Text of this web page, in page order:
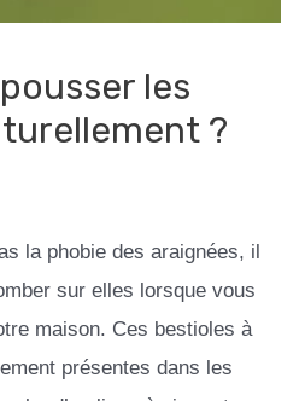
les
?
la phobie des araignées, il
sur elles lorsque vous
maison. Ces bestioles à
présentes dans les